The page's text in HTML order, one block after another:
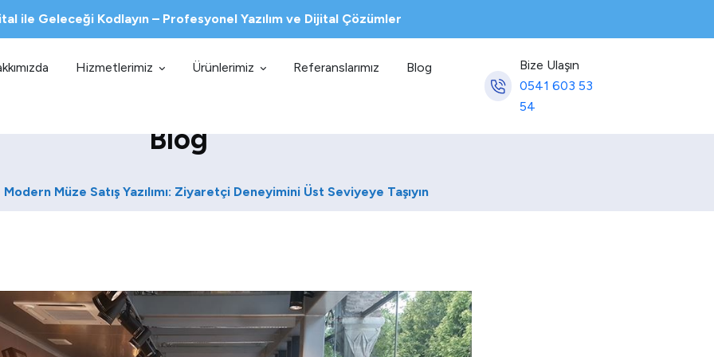
ile Geleceği Kodlayın – Profesyonel Yazılım ve Dijital Çözümler
Hizmetlerimiz Ürünlerimiz Referanslarımız Blog
Bize Ulaşın
0541 603 53
54
Blog
Modern Müze Satış Yazılımı: Ziyaretçi Deneyimini Üst Seviyeye Taşıyın